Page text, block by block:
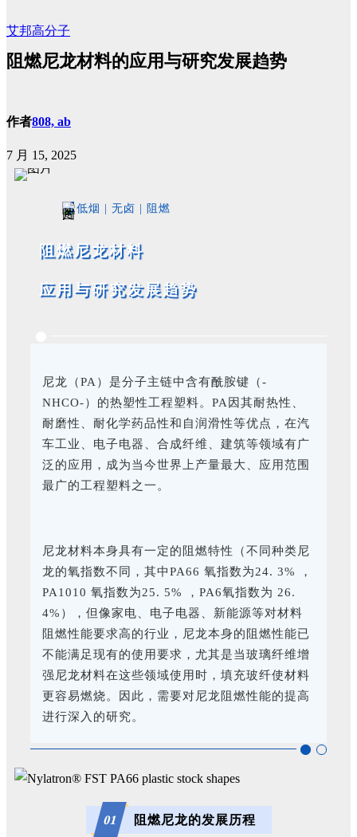
艾邦高分子
阻燃尼龙材料的应用与研究发展趋势
作者808, ab
7 月 15, 2025
低烟 | 无卤 | 阻燃
阻燃尼龙材料
应用与研究发展趋势
尼龙（PA）是分子主链中含有酰胺键（-
NHCO-）的热塑性工程塑料。PA因其耐热性、
耐磨性、耐化学药品性和自润滑性等优点，在汽
车工业、电子电器、合成纤维、建筑等领域有广
泛的应用，成为当今世界上产量最大、应用范围
最广的工程塑料之一。
尼龙材料本身具有一定的阻燃特性（不同种类尼
龙的氧指数不同，其中PA66 氧指数为24. 3% ，
PA1010 氧指数为25. 5% ，PA6氧指数为 26.
4%），但像家电、电子电器、新能源等对材料
阻燃性能要求高的行业，尼龙本身的阻燃性能已
不能满足现有的使用要求，尤其是当玻璃纤维增
强尼龙材料在这些领域使用时，填充玻纤使材料
更容易燃烧。因此，需要对尼龙阻燃性能的提高
进行深入的研究。
01 阻燃尼龙的发展历程